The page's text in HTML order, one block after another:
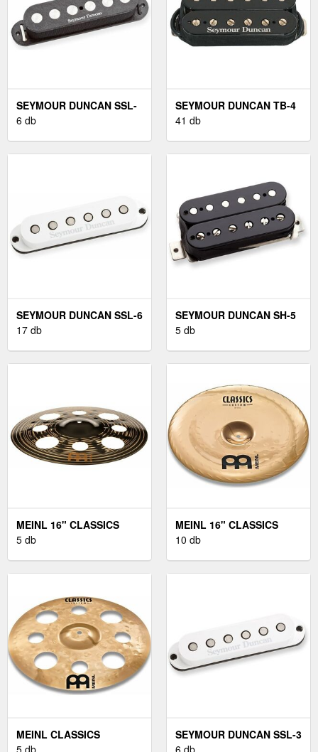
SEYMOUR DUNCAN SSL-
4-RWRP
6 db
SEYMOUR DUNCAN TB-4
JB FEKETE
41 db
SEYMOUR DUNCAN SSL-6
CUSTOM FLAT STRAT
17 db
SEYMOUR DUNCAN SH-5
7 BRIDGE FEKETE
5 db
MEINL 16" CLASSICS
CUSTOM DARK TRASH
5 db
MEINL 16" CLASSICS
CUSTOM CHINA
10 db
MEINL CLASSICS
CUSTOM 16" TRASH
5 db
SEYMOUR DUNCAN SSL-3
FEHÉR
6 db